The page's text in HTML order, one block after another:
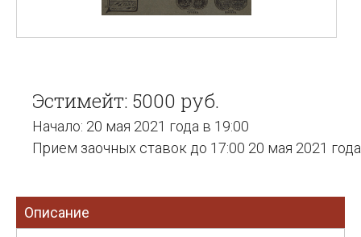
Эстимейт: 5000 руб.
Начало: 20 мая 2021 года в 19:00
Прием заочных ставок до 17:00 20 мая 2021 года
Описание